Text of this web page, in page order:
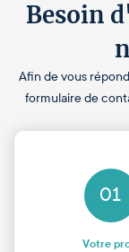
Besoin
Afin de vous
formulaire de
01
Votre